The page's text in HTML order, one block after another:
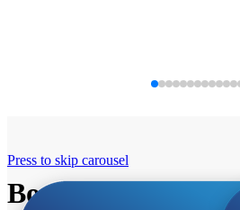
Bosch super cene
Press to skip carousel